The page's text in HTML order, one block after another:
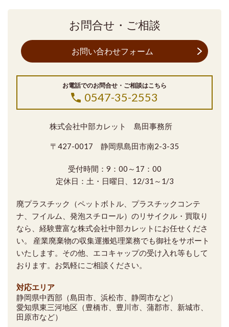
お問合せ・ご相談
お問い合わせフォーム
お電話でのお問合せ・ご相談はこちら
0547-35-2553
株式会社中部カレット 島田事務所
〒427-0017 静岡県島田市南2-3-35
受付時間：9：00～17：00
定休日：土・日曜日、12/31～1/3
廃プラスチック（ペットボトル、プラスチックコンテ
ナ、フイルム、発泡スチロール）のリサイクル・買取り
なら、経験豊富な株式会社中部カレットにお任せくださ
い。 産業廃棄物の収集運搬処理業務でも御社をサポート
いたします。その他、エコキャップの受け入れ等もして
おります。お気軽にご相談ください。
対応エリア
静岡県中西部（島田市、浜松市、静岡市など）
愛知県東三河地区（豊橋市、豊川市、蒲郡市、新城市、
田原市など）